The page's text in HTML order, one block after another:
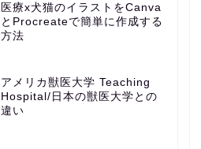
医療x犬猫のイラストをCanva
とProcreateで簡単に作成する
方法
アメリカ獣医大学 Teaching
Hospital/日本の獣医大学との
違い